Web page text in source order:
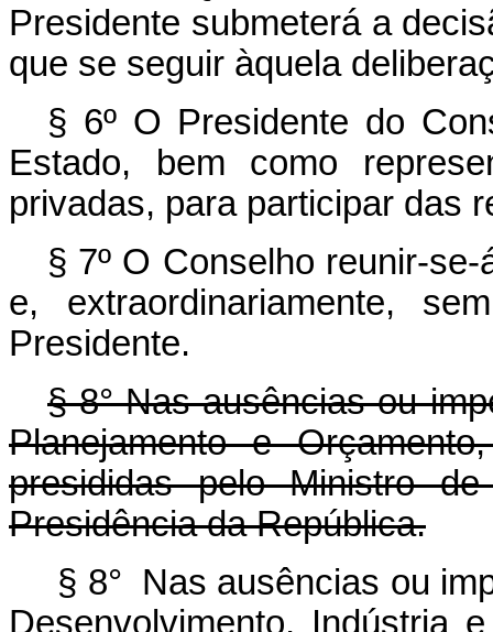
Presidente submeterá a
que se seguir àquela
§ 6º O Presidente do
Estado, bem como
privadas, para participar das
§ 7º O Conselho reunir-
e, extraordinariamente,
Presidente.
§ 8° Nas ausências ou
Planejamento e
presididas pelo Ministro
Presidência da República.
§ 8° Nas ausências ou
Desenvolvimento, Indústria